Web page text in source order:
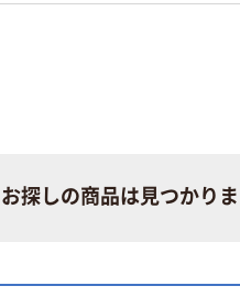
お探しの商品は見つかりま
パー ダブル60
ｍ 再生紙
芯あり FSC認